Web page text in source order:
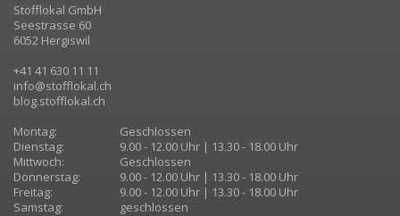
Stofflokal GmbH
Seestrasse 60
6052 Hergiswil
+41 41 630 11 11
info@stofflokal.ch
blog.stofflokal.ch
Montag:
Geschlossen
Dienstag:
9.00 - 12.00 Uhr | 13.30 - 18.00 Uhr
Mittwoch:
Geschlossen
Donnerstag:
9.00 - 12.00 Uhr | 13.30 - 18.00 Uhr
Freitag:
9.00 - 12.00 Uhr | 13.30 - 18.00 Uhr
Samstag:
geschlossen